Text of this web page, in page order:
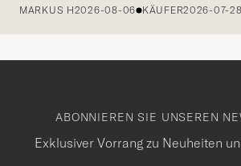
MARKUS H2026-08-06 KÄUFER2026-07-28
ABONNIEREN SIE UNSEREN
Exklusiver Vorrang zu Neuheiten